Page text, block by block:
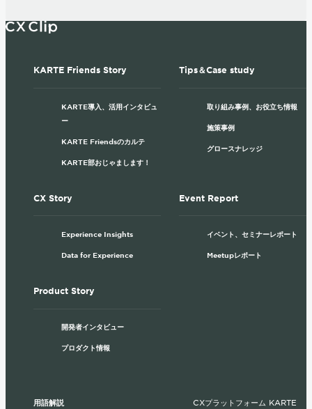
KARTE Friends Story
KARTE導入、活用インタビュ
ー
KARTE Friendsのカルテ
KARTE部おじゃまします！
Tips＆Case study
取り組み事例、お役立ち情報
施策事例
グロースナレッジ
CX Story
Experience Insights
Data for Experience
Event Report
イベント、セミナーレポート
Meetupレポート
Product Story
開発者インタビュー
プロダクト情報
用語解説 CXプラットフォーム KARTE